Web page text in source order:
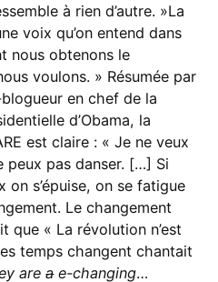
à rien d’autre. »La
voix qu’on entend dans
nous obtenons le
voulons. » Résumée par
en chef de la
d’Obama, la
est claire : « Je ne veux
peux pas danser. […] Si
s’épuise, on se fatigue
Le changement
que « La révolution n’est
temps changent chantait
areae-changing…